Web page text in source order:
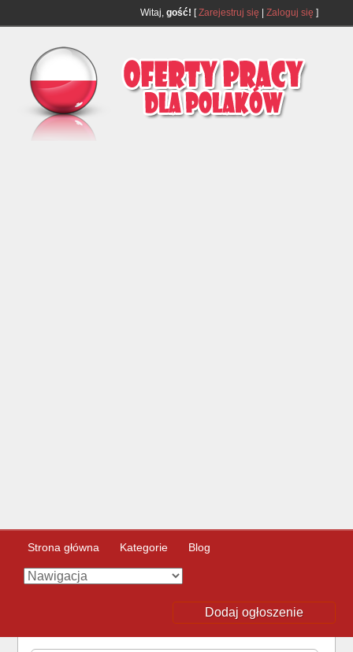
Witaj, gość! [Zarejestruj się Zaloguj się ]
Strona główna Kategorie Blog
Dodaj ogłoszenie